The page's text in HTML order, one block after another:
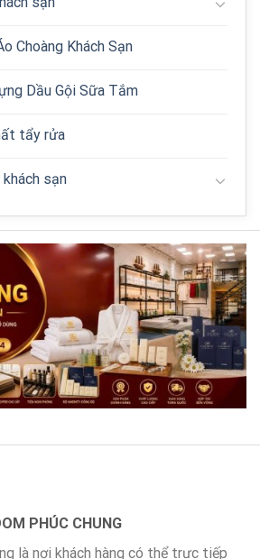
Choàng Khách Sạn
Dầu Gội Sữa Tắm
tẩy rửa
sạn
PHÚC CHUNG
là nơi khách hàng có thể trực tiếp